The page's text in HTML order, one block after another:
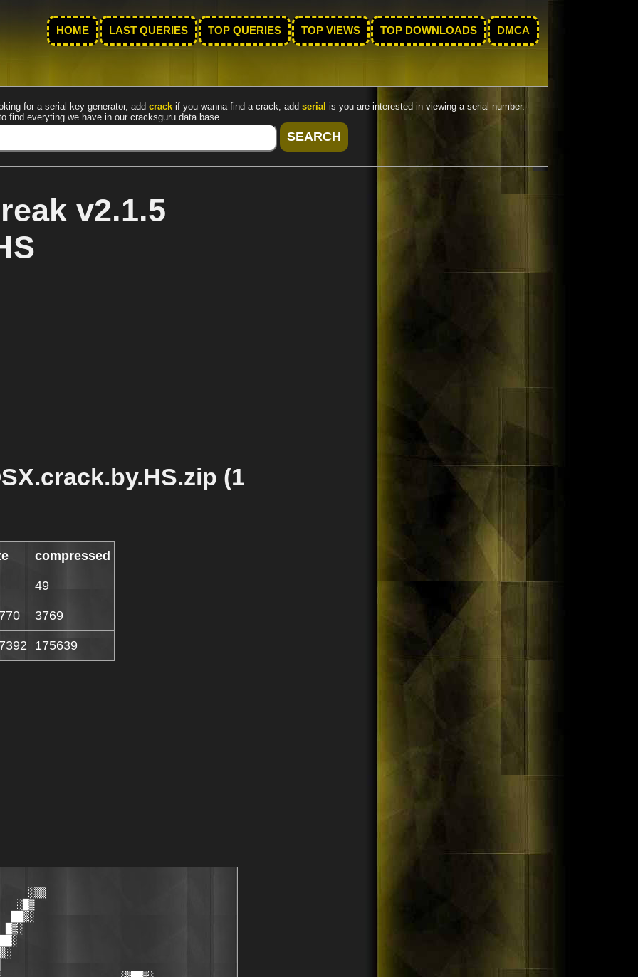
HOME LAST QUERIES TOP QUERIES TOP VIEWS TOP DOWNLOADS DMCA
for a serial key generator, add crack if you wanna find a crack, add serial is you are interested in viewing a serial number.
find everyting we have in our cracksguru data base.
v2.1.5
(1
compressed
49
3769
175639